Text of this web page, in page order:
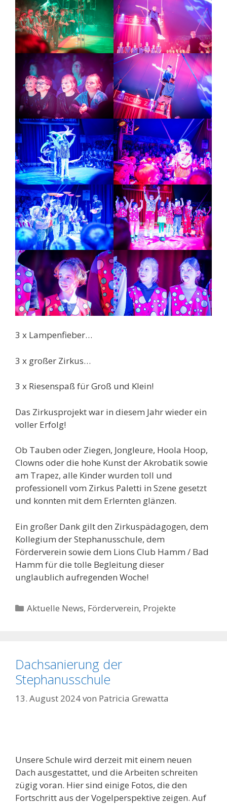
3 x Lampenfieber…
3 x großer Zirkus…
3 x Riesenspaß für Groß und Klein!
Das Zirkusprojekt war in diesem Jahr wieder ein
voller Erfolg!
Ob Tauben oder Ziegen, Jongleure, Hoola Hoop,
Clowns oder die hohe Kunst der Akrobatik sowie
am Trapez, alle Kinder wurden toll und
professionell vom Zirkus Paletti in Szene gesetzt
und konnten mit dem Erlernten glänzen.
Ein großer Dank gilt den Zirkuspädagogen, dem
Kollegium der Stephanusschule, dem
Förderverein sowie dem Lions Club Hamm / Bad
Hamm für die tolle Begleitung dieser
unglaublich aufregenden Woche!
Kategorien
Aktuelle News, Förderverein, Projekte
Dachsanierung der
Stephanusschule
13. August 2024von Patricia Grewatta
Unsere Schule wird derzeit mit einem neuen
Dach ausgestattet, und die Arbeiten schreiten
zügig voran. Hier sind einige Fotos, die den
Fortschritt aus der Vogelperspektive zeigen. Auf